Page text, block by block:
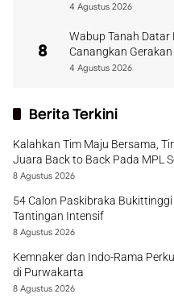
4 Agustus 2026
8
Wabup Tanah Datar
Canangkan
4 Agustus 2026
Berita Terkini
Kalahkan Tim Maju Bersama,
Juara Back to Back Pada MPL
8 Agustus 2026
54 Calon Paskibraka
Tantingan Intensif
8 Agustus 2026
Kemnaker dan Indo-Rama
di Purwakarta
8 Agustus 2026